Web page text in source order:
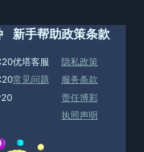
新手帮助
优塔客服
常见问题
政策条款
隐私政策
服务条款
责任博彩
执照声明